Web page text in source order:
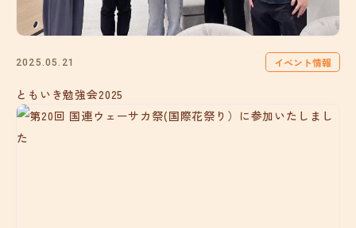
2025.05.21 イベント情報
ともいき勉強会2025